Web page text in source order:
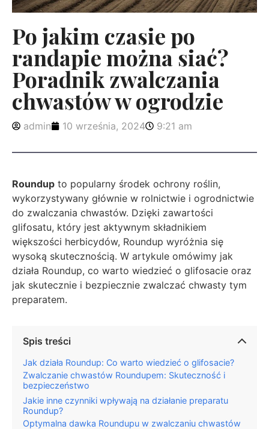
Po jakim czasie po
randapie można siać?
Poradnik zwalczania
chwastów w ogrodzie
admin 10 września, 2024 9:21 am
Roundup to popularny środek ochrony roślin,
wykorzystywany głównie w rolnictwie i ogrodnictwie
do zwalczania chwastów. Dzięki zawartości
glifosatu, który jest aktywnym składnikiem
większości herbicydów, Roundup wyróżnia się
wysoką skutecznością. W artykule omówimy jak
działa Roundup, co warto wiedzieć o glifosacie oraz
jak skutecznie i bezpiecznie zwalczać chwasty tym
preparatem.
Spis treści
Jak działa Roundup: Co warto wiedzieć o glifosacie?
Zwalczanie chwastów Roundupem: Skuteczność i
bezpieczeństwo
Jakie inne czynniki wpływają na działanie preparatu
Roundup?
Optymalna dawka Roundupu w zwalczaniu chwastów